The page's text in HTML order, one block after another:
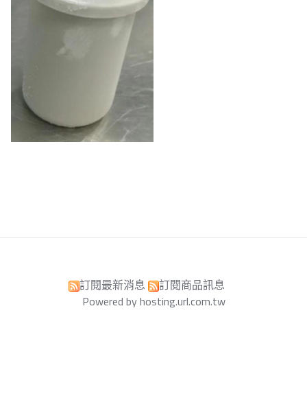
訂閱最新消息
訂閱商品訊息
Powered by hosting.url.com.tw